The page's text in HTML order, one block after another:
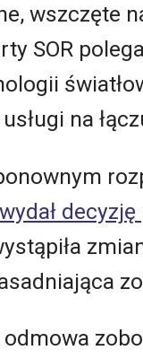
wszczęte
SOR
na
wydał decyzję
odmowa